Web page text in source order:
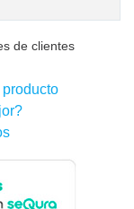
de clientes